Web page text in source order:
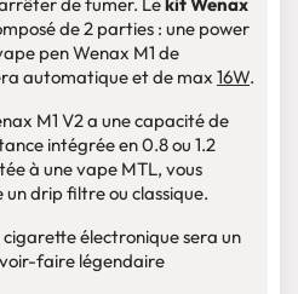
de 2 parties : une power
pen Wenax M1 de
automatique et de max 16W.
M1 V2 a une capacité de
intégrée en 0.8 ou 1.2
à une vape MTL, vous
drip filtre ou classique.
électronique sera un
faire légendaire